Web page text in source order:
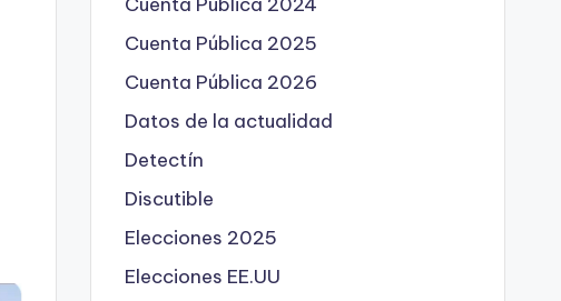
Cuenta Pública 2025
Cuenta Pública 2026
Datos de la actualidad
Detectín
Discutible
Elecciones 2025
Elecciones EE.UU